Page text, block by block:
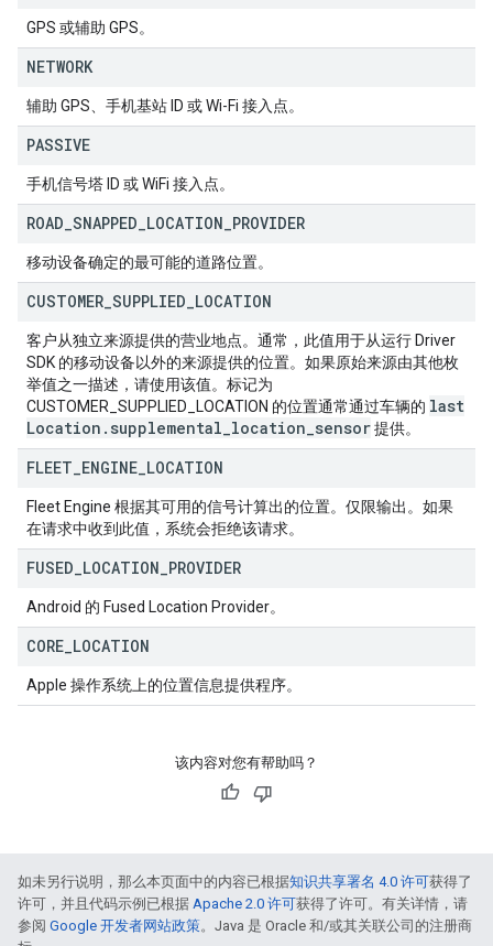
GPS 或辅助 GPS。
NETWORK
辅助 GPS、手机基站 ID 或 Wi-Fi 接入点。
PASSIVE
手机信号塔 ID 或 WiFi 接入点。
ROAD SNAPPED LOCATION PROVIDER
移动设备确定的最可能的道路位置。
CUSTOMER SUPPLIED LOCATION
客户从独立来源提供的营业地点。通常，此值用于从运行 Driver
SDK 的移动设备以外的来源提供的位置。如果原始来源由其他枚
举值之一描述，请使用该值。标记为
CUSTOMER_SUPPLIED_LOCATION 的位置通常通过车辆的 last
Location . supplemental location sensor提供。
FLEET ENGINE LOCATION
Fleet Engine 根据其可用的信号计算出的位置。仅限输出。如果
在请求中收到此值，系统会拒绝该请求。
FUSED LOCATION PROVIDER
Android 的 Fused Location Provider。
CORE LOCATION
Apple 操作系统上的位置信息提供程序。
该内容对您有帮助吗？
如未另行说明，那么本页面中的内容已根据知识共享署名 4.0 许可获得了
许可，并且代码示例已根据 Apache 2.0 许可获得了许可。有关详情，请
参阅 Google 开发者网站政策。Java 是 Oracle 和/或其关联公司的注册商